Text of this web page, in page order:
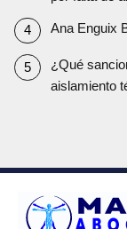
Ana Enguix
¿Qué
aislamiento